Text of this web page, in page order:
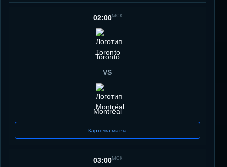
02:00МСК
Toronto
VS
Montréal
Карточка матча
03:00МСК